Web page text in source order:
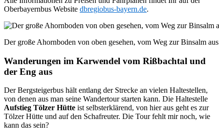
Oberbayernbus Website dbregiobus-bayern.de.
Der große Ahornboden von oben gesehen, vom Weg zur Binsalm aus
Wanderungen im Karwendel vom Rißbachtal und
der Eng aus
Der Bergsteigerbus hält entlang der Strecke an vielen Haltestellen,
von denen aus man seine Wandertour starten kann. Die Haltestelle
Aufstieg Tölzer Hütte ist selbsterklärend, von hier aus geht es zur
Tölzer Hütte und auf den Schafreuter. Die Tour fehlt mir noch, wie
kann das sein?